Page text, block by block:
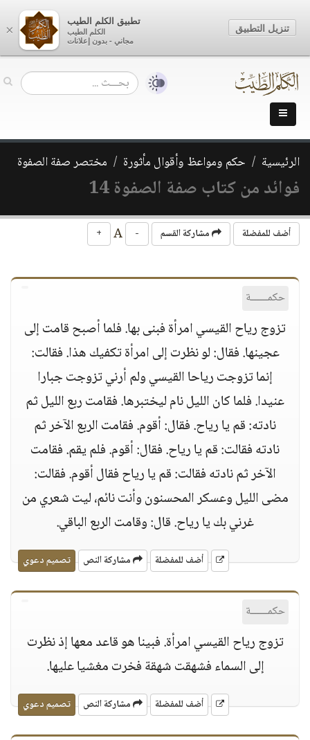
الرئيسية حكم ومواعظ وأقوال مأثورة مختصر صفة الصفوة
فوائد من كتاب صفة الصفوة 14
أضف للمفضلة مشاركة القسم -
+
حكمــــــة
تزوج رياح القيسي امرأة فبنى بها. فلما أصبح قامت إلى
عجينها. فقال: لو نظرت إلى امرأة تكفيك هذا. فقالت:
إنما تزوجت رياحا القيسي ولم أرني تزوجت جبارا
عنيدا. فلما كان الليل نام ليختبرها. فقامت ربع الليل ثم
نادته: قم يا رياح. فقال: أقوم. فقامت الربع الآخر ثم
نادته فقالت: قم يا رياح. فقال: أقوم. فلم يقم. فقامت
الآخر ثم نادته فقالت: قم يا رياح فقال أقوم. فقالت:
مضى الليل وعسكر المحسنون وأنت نائم، ليت شعري من
غرني بك يا رياح. قال: وقامت الربع الباقي.
أضف للمفضلة مشاركة النص تصميم دعوي
حكمــــــة
تزوج رياح القيسي امرأة. فبينا هو قاعد معها إذ نظرت
إلى السماء فشهقت شهقة فخرت مغشيا عليها.
أضف للمفضلة مشاركة النص تصميم دعوي
×
تطبيق الكلم الطيب
الكلم الطيب
مجاني - بدون إعلانات
تنزيل التطبيق